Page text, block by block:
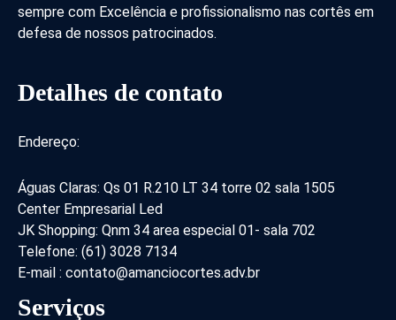
sempre com Excelência e profissionalismo nas cortês em
defesa de nossos patrocinados.
Detalhes de contato
Endereço:
Águas Claras: Qs 01 R.210 LT 34 torre 02 sala 1505
Center Empresarial Led
JK Shopping: Qnm 34 area especial 01- sala 702
Telefone: (61) 3028 7134
E-mail : contato@amanciocortes.adv.br
Serviços